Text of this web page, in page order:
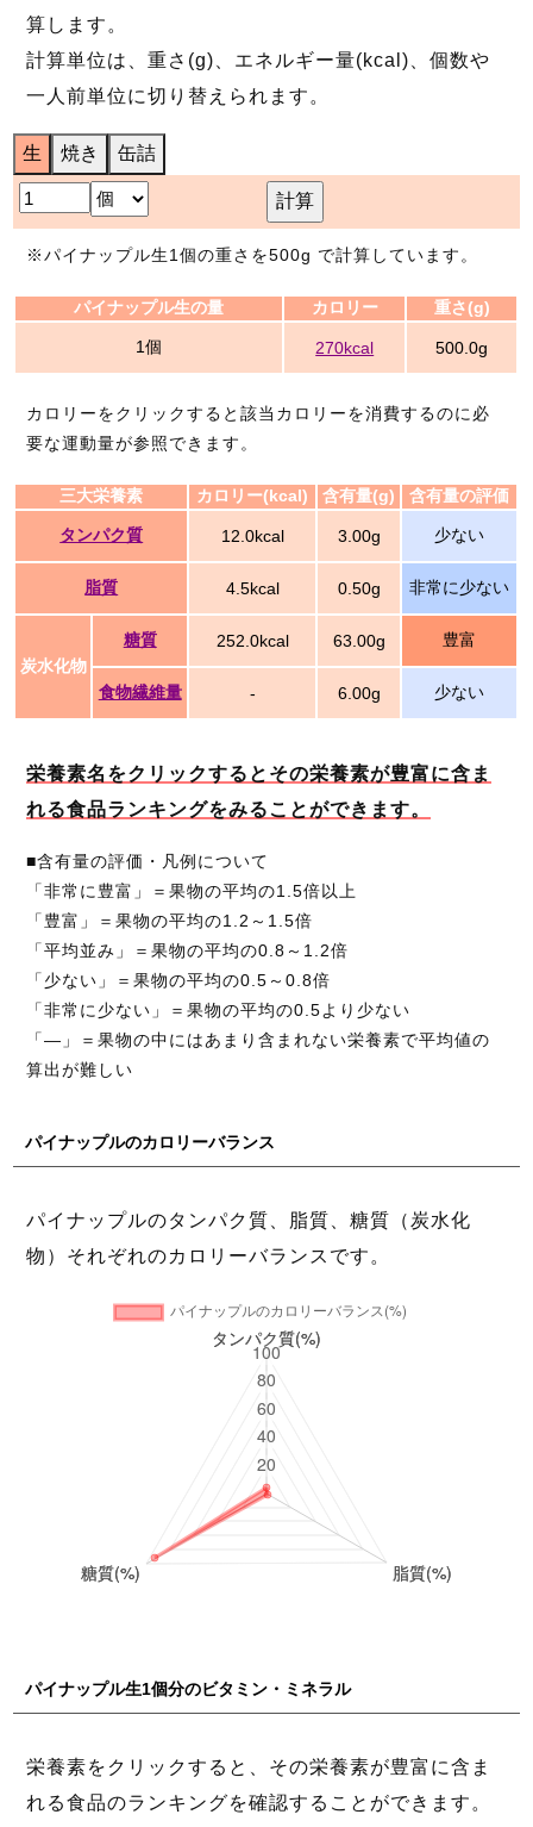
算します。
計算単位は、重さ(g)、エネルギー量(kcal)、個数や
一人前単位に切り替えられます。
生 焼き 缶詰
計算
※パイナップル生1個の重さを500g で計算しています。
パイナップル生の量 カロリー 重さ(g)
1個 270kcal 500.0g
カロリーをクリックすると該当カロリーを消費するのに必
要な運動量が参照できます。
三大栄養素 カロリー(kcal) 含有量(g) 含有量の評価
タンパク質 12.0kcal 3.00g 少ない
脂質 4.5kcal 0.50g 非常に少ない
炭水化物
糖質 252.0kcal 63.00g 豊富
食物繊維量 - 6.00g 少ない
栄養素名をクリックするとその栄養素が豊富に含ま
れる食品ランキングをみることができます。
■含有量の評価・凡例について
「非常に豊富」＝果物の平均の1.5倍以上
「豊富」＝果物の平均の1.2～1.5倍
「平均並み」＝果物の平均の0.8～1.2倍
「少ない」＝果物の平均の0.5～0.8倍
「非常に少ない」＝果物の平均の0.5より少ない
「―」＝果物の中にはあまり含まれない栄養素で平均値の
算出が難しい
パイナップルのカロリーバランス
パイナップルのタンパク質、脂質、糖質（炭水化
物）それぞれのカロリーバランスです。
パイナップル生1個分のビタミン・ミネラル
栄養素をクリックすると、その栄養素が豊富に含ま
れる食品のランキングを確認することができます。